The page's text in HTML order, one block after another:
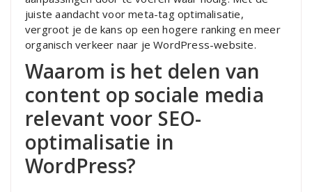
juiste aandacht voor meta-tag optimalisatie,
vergroot je de kans op een hogere ranking en meer
organisch verkeer naar je WordPress-website.
Waarom is het delen van
content op sociale media
relevant voor SEO-
optimalisatie in
WordPress?